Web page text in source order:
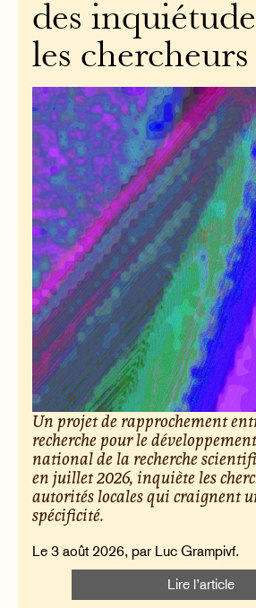
des
les chercheurs
Un projet de rapprochement
recherche pour le
national de la recherche
en juillet 2026, inquiète les
autorités locales qui craignent
spécificité.
Le 3 août 2026, par Luc Grampivf.
Lire l’article